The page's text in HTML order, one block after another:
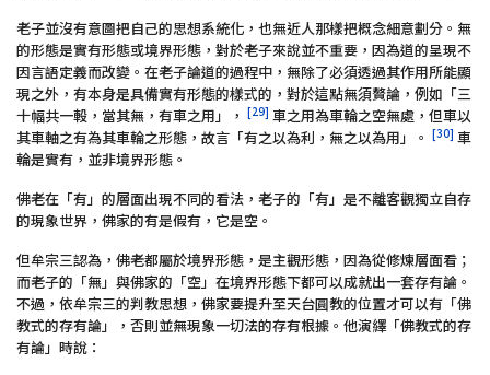
老子並沒有意圖把自己的思想系統化，也無近人那樣把概念細意劃分。無
的形態是實有形態或境界形態，對於老子來說並不重要，因為道的呈現不
因言語定義而改變。在老子論道的過程中，無除了必須透過其作用所能顯
現之外，有本身是具備實有形態的樣式的，對於這點無須贅論，例如「三
十幅共一軗，當其無，有車之用」， [29] 車之用為車輪之空無處，但車以
其車軸之有為其車輪之形態，故言「有之以為利，無之以為用」。 [30] 車
輪是實有，並非境界形態。
佛老在「有」的層面出現不同的看法，老子的「有」是不離客觀獨立自存
的現象世界，佛家的有是假有，它是空。
但牟宗三認為，佛老都屬於境界形態，是主觀形態，因為從修煉層面看；
而老子的「無」與佛家的「空」在境界形態下都可以成就出一套存有論。
不過，依牟宗三的判教思想，佛家要提升至天台圓教的位置才可以有「佛
教式的存有論」，否則並無現象一切法的存有根據。他演繹「佛教式的存
有論」時說：